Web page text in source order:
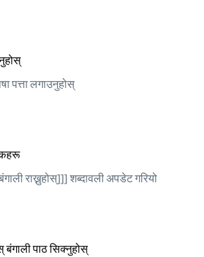
पत्ता लगाउनुहोस्
राख्नुहोस्]]] शब्दावली अपडेट गरियो
बंगाली पाठ सिक्नुहोस्